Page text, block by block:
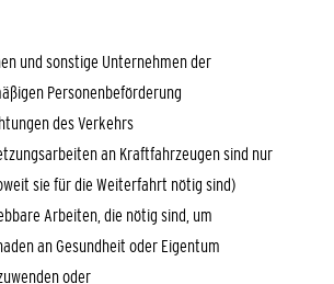
und sonstige Unternehmen der
Personenbeförderung
des Verkehrs
an Kraftfahrzeugen sind nur
sie für die Weiterfahrt nötig sind)
Arbeiten, die nötig sind, um
an Gesundheit oder Eigentum
oder